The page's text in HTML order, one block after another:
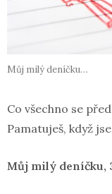
Můj milý deníčku…
Co všechno se
Pamatuješ, když
Můj milý deníčku,